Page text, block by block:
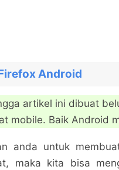
Android
artikel ini dibuat
mobile. Baik Android
anda untuk
maka kita bisa